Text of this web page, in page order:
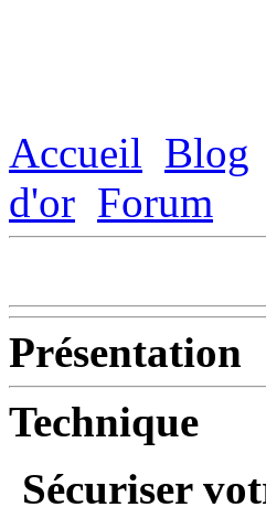
Accueil Blog
d'or Forum
Présentation
Technique
Sécuriser